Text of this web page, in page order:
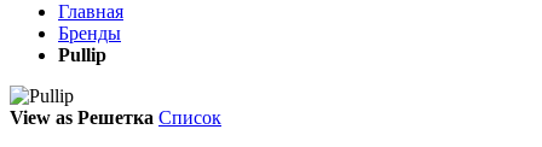
Главная
Бренды
Pullip
View as Решетка Список